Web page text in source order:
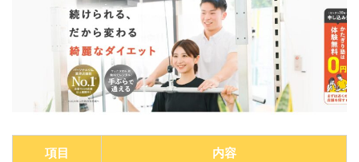
項目 内容